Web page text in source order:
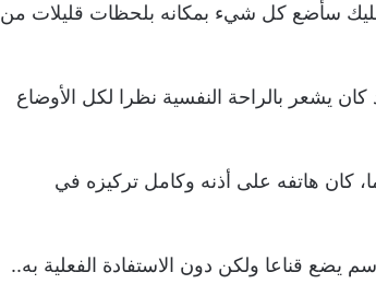
عليك سأضع كل شيء بمكانه بلحظات قليلات من
يشعر بالراحة النفسية نظرا لكل الأوضاع
كان هاتفه على أذنه وكامل تركيزه في
يضع قناعا ولكن دون الاستفادة الفعلية به..